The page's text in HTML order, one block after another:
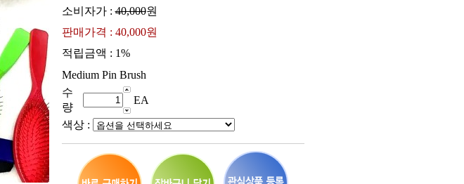
소비자가 :40,000원
판매가격 : 40,000원
적립금액 : 1%
Medium Pin Brush
수
량
EA
색상 :